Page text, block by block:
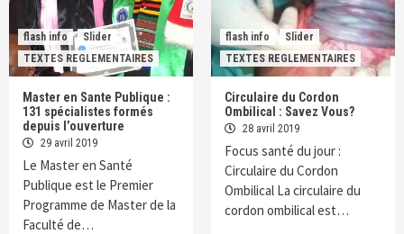
flash info
Slider
TEXTES REGLEMENTAIRES
Master en Sante Publique :
131 spécialistes formés
depuis l’ouverture
29 avril 2019
Le Master en Santé
Publique est le Premier
Programme de Master de la
Faculté de…
flash info
Slider
TEXTES REGLEMENTAIRES
Circulaire du Cordon
Ombilical : Savez Vous?
28 avril 2019
Focus santé du jour :
Circulaire du Cordon
Ombilical La circulaire du
cordon ombilical est…